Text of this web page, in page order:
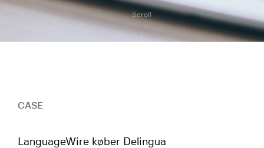
Scroll
CASE
LanguageWire køber Delingua